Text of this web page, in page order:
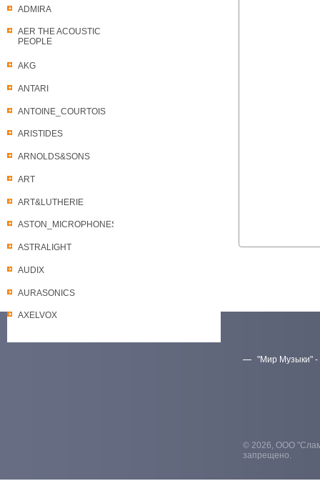
ADMIRA
AER THE ACOUSTIC
PEOPLE
AKG
ANTARI
ANTOINE_COURTOIS
ARISTIDES
ARNOLDS&SONS
ART
ART&LUTHERIE
ASTON_MICROPHONES
ASTRALIGHT
AUDIX
AURASONICS
AXELVOX
"Мир Музыки" -
© 2026, ООО
запрещено.